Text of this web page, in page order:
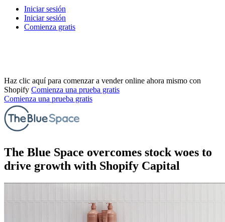
Iniciar sesión
Iniciar sesión
Comienza gratis
Haz clic aquí para comenzar a vender online ahora mismo con
Shopify Comienza una prueba gratis
Comienza una prueba gratis
The Blue Space overcomes stock woes to
drive growth with Shopify Capital